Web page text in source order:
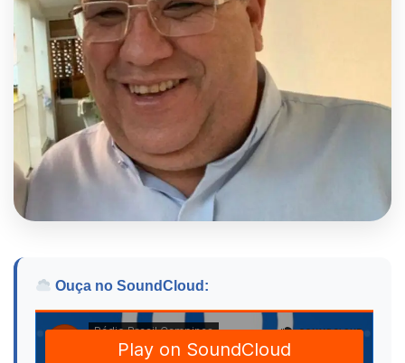
Ouça no SoundCloud: